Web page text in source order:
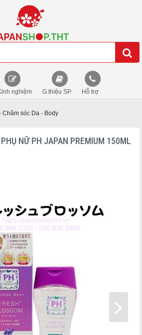
nghiệm G.thiệu SP Hỗ trợ
Chăm sóc Da - Body
NỮ PH JAPAN PREMIUM 150ML